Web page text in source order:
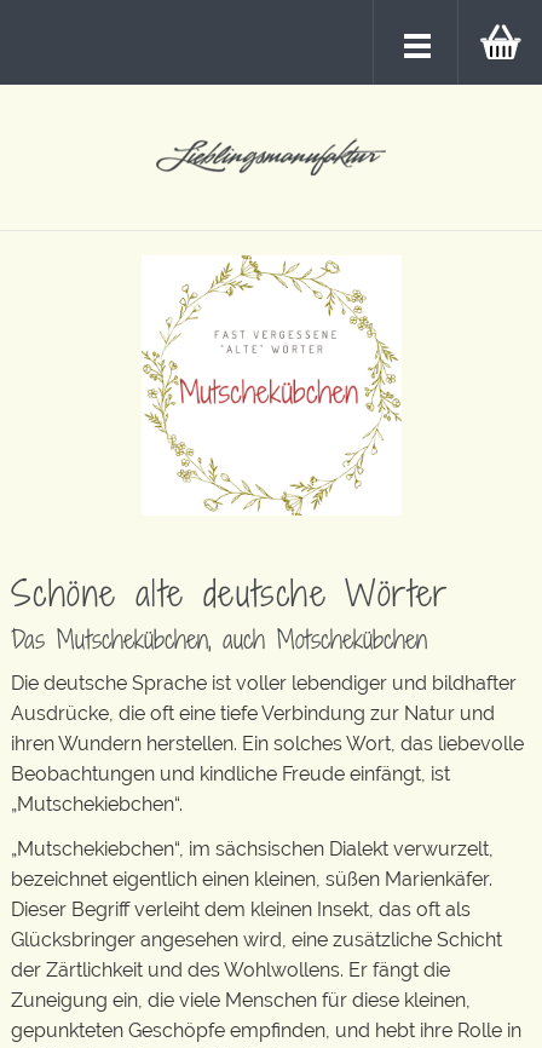
Schöne alte deutsche Wörter
Das Mutschekübchen, auch Motschekübchen
Die deutsche Sprache ist voller lebendiger und bildhafter
Ausdrücke, die oft eine tiefe Verbindung zur Natur und
ihren Wundern herstellen. Ein solches Wort, das liebevolle
Beobachtungen und kindliche Freude einfängt, ist
„Mutschekiebchen“.
„Mutschekiebchen“, im sächsischen Dialekt verwurzelt,
bezeichnet eigentlich einen kleinen, süßen Marienkäfer.
Dieser Begriff verleiht dem kleinen Insekt, das oft als
Glücksbringer angesehen wird, eine zusätzliche Schicht
der Zärtlichkeit und des Wohlwollens. Er fängt die
Zuneigung ein, die viele Menschen für diese kleinen,
gepunkteten Geschöpfe empfinden, und hebt ihre Rolle in